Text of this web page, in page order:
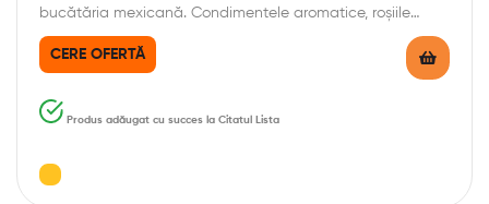
bucătăria mexicană. Condimentele aromatice, roșiile
uscate fasolea…
CERE OFERTĂ
Produs adăugat cu succes la Citatul Lista